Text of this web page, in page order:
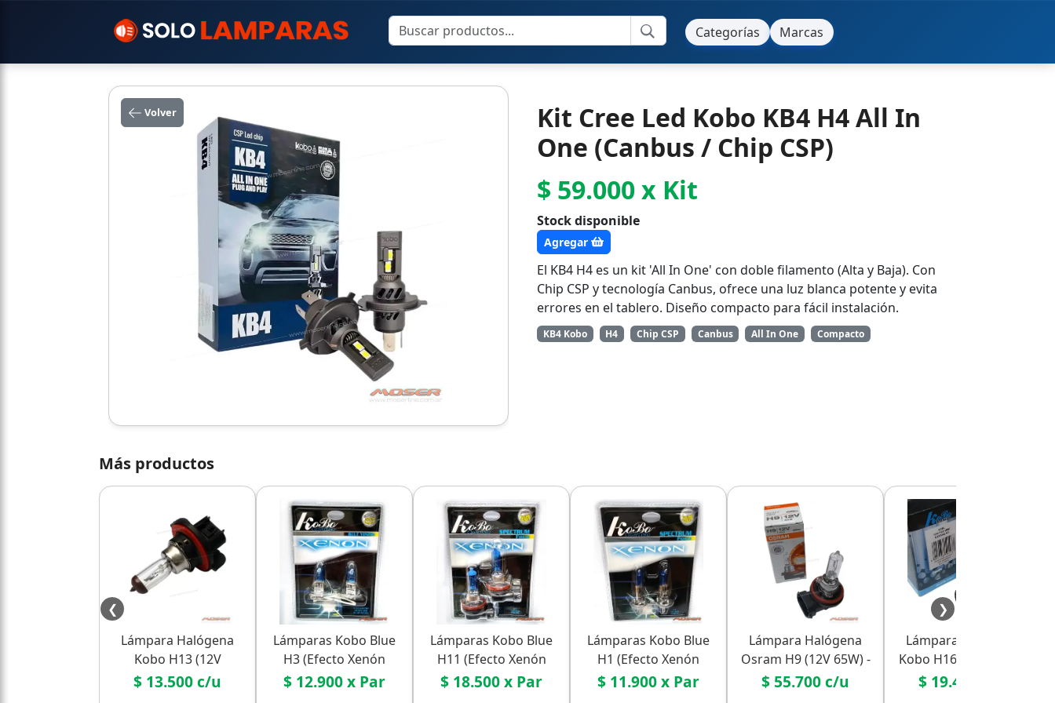
Categorías Marcas
Volver
Kit Cree Led Kobo KB4 H4 All In
One (Canbus / Chip CSP)
$ 59.000 x Kit
Stock disponible
Agregar
El KB4 H4 es un kit 'All In One' con doble filamento (Alta y Baja). Con
Chip CSP y tecnología Canbus, ofrece una luz blanca potente y evita
errores en el tablero. Diseño compacto para fácil instalación.
KB4 Kobo H4 Chip CSP Canbus All In One Compacto
Más productos
❮
Lámpara Halógena
Kobo H13 (12V
60/55W) - Doble
$ 13.500 c/u
Lámparas Kobo Blue
H3 (Efecto Xenón
Económico)
$ 12.900 x Par
Lámparas Kobo Blue
H11 (Efecto Xenón
Económico)
$ 18.500 x Par
Lámparas Kobo Blue
H1 (Efecto Xenón
Económico)
$ 11.900 x Par
Lámpara Halógena
Osram H9 (12V 65W) -
Original
$ 55.700 c/u
Lámpara Halógena
Kobo H16 (12V 19W) -
Reemplazo
$ 19.400 c/u
❯